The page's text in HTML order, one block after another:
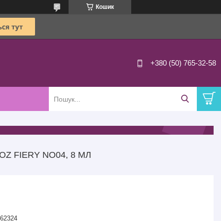
Кошик
+380 (50) 765-32-58
FIERY NO04, 8 МЛ